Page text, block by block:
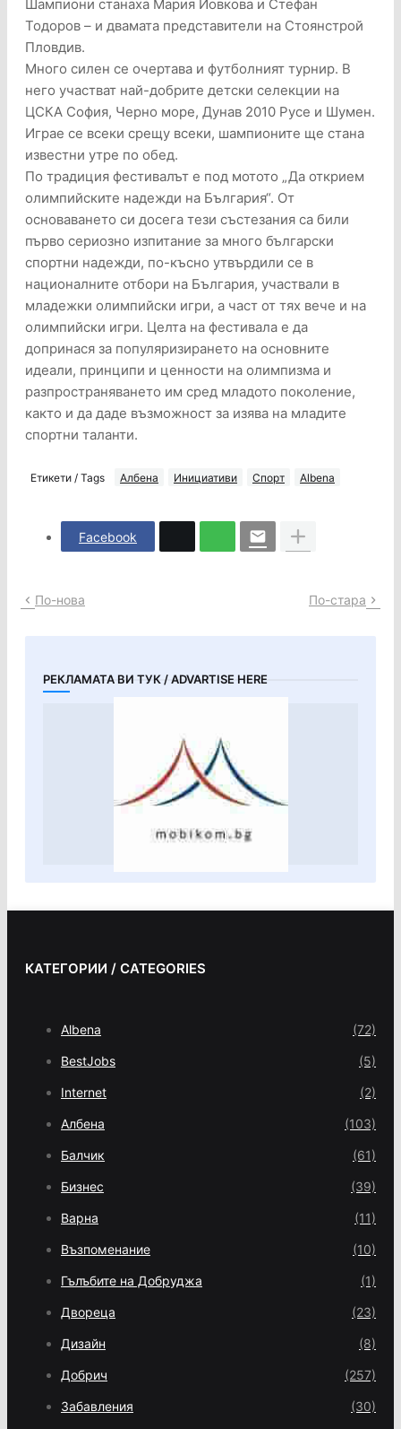
Шампиони станаха Мария Йовкова и Стефан
Тодоров – и двамата представители на Стоянстрой
Пловдив.
Много силен се очертава и футболният турнир. В
него участват най-добрите детски селекции на
ЦСКА София, Черно море, Дунав 2010 Русе и Шумен.
Играе се всеки срещу всеки, шампионите ще стана
известни утре по обед.
По традиция фестивалът е под мотото „Да открием
олимпийските надежди на България“. От
основаването си досега тези състезания са били
първо сериозно изпитание за много български
спортни надежди, по-късно утвърдили се в
националните отбори на България, участвали в
младежки олимпийски игри, а част от тях вече и на
олимпийски игри. Целта на фестивала е да
допринася за популяризирането на основните
идеали, принципи и ценности на олимпизма и
разпространяването им сред младото поколение,
както и да даде възможност за изява на младите
спортни таланти.
Етикети / Tags Албена Инициативи Спорт Albena
Facebook
По-нова По-стара
РЕКЛАМАТА ВИ ТУК / ADVARTISE HERE
КАТЕГОРИИ / CATEGORIES
Albena (72)
BestJobs (5)
Internet (2)
Албена (103)
Балчик (61)
Бизнес (39)
Варна (11)
Възпоменание (10)
Гълъбите на Добруджа (1)
Двореца (23)
Дизайн (8)
Добрич (257)
Забавления (30)